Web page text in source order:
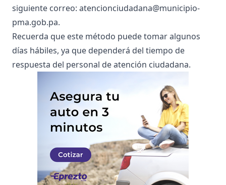
siguiente correo: atencionciudadana@municipio-
pma.gob.pa.
Recuerda que este método puede tomar algunos
días hábiles, ya que dependerá del tiempo de
respuesta del personal de atención ciudadana.